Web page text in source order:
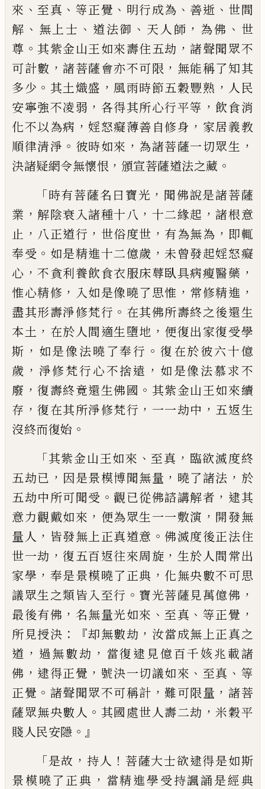
來 、 至真 、 等正覺 、 明行成為 、 善逝 、 世間
解 、 無上士 、 道法御 、 天人師 ， 為佛 、 世
尊 。其紫金山王如來壽住五劫 ，諸聲聞眾不
可計數 ，諸菩薩會亦不可限 ， 無能稱了知其
多少 。 其土熾盛 ， 風雨時節五穀豐熟 ， 人民
安寧強不凌弱 ， 各得其所心行平等 ，飲食消
化不以為病 ，婬怒癡薄善自修身 ， 家居義教
順律清淨 。 彼時如來 ， 為諸菩薩一切眾生 ，
決諸疑網令無懷恨 ， 頒宣菩薩道法之藏 。
「時有菩薩名曰寶光 ， 聞佛說是諸菩薩
業 ， 解陰衰入諸種十八 ， 十二緣起 ，諸根意
止 ， 八正道行 ， 世俗度世 ， 有為無為 ， 即輒
奉受 。 如是精進十二億歲 ， 未曾發起婬怒癡
心 ，不貪利養飲食衣服床蓐臥具病瘦醫藥 ，
惟心精修 ， 入如是像曉了思惟 ， 常修精進 ，
盡其形壽淨修梵行 。 在其佛所壽終之後還生
本土 ， 在於人間適生墮地 ， 便復出家復受學
斯 ， 如是像法曉了奉行 。 復在於彼六十億
歲 ， 淨修梵行心不捨遠 ， 如是像法慕求不
廢 ，復壽終竟還生佛國 。 其紫金山王如來續
存 ，復在其所淨修梵行 ， 一一劫中 ， 五返生
沒終而復始 。
「其紫金山王如來 、 至真 ， 臨欲滅度終
五劫已 ， 因是景模博聞無量 ， 曉了諸法 ， 於
五劫中所可聞受 。觀已從佛諮講解者 ， 逮其
意力觀戴如來 ， 便為眾生一一敷演 ， 開發無
量人 ， 皆發無上正真道意 。佛滅度後正法住
世一劫 ，復五百返往來周旋 ， 生於人間常出
家學 ， 奉是景模曉了正典 ，化無央數不可思
議眾生之類皆入至行 。 寶光菩薩見萬億佛 ，
最後有佛 ， 名無量光如來 、 至真 、 等正覺 ，
所 見授決 ：『却無數劫 ， 汝當成無上正真之
道 ， 過無數劫 ， 當復逮見億百千姟兆載諸
佛 ， 逮得正覺 ， 號決一切議如來 、 至真 、 等
正覺 。 諸聲聞眾不可稱計 ，難可限量 ，諸菩
薩眾無央數人 。 其國處世人壽二劫 ， 米穀平
賤人民安隱 。』
「是故 ， 持人 ！ 菩薩大士欲逮得是如斯
景模曉了正典 ， 當精進學受持諷誦是經典